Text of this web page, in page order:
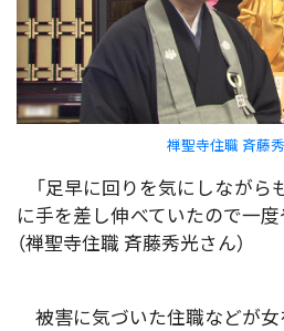
禅聖寺住職 斉藤
「足早に回りを気にしながら
に手を差し伸べていたので一度
（禅聖寺住職 斉藤秀光さん）
被害に気づいた住職などが